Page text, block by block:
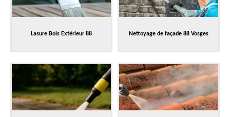
Lasure Bois Extérieur 88 Nettoyage de façade 88 Vosges